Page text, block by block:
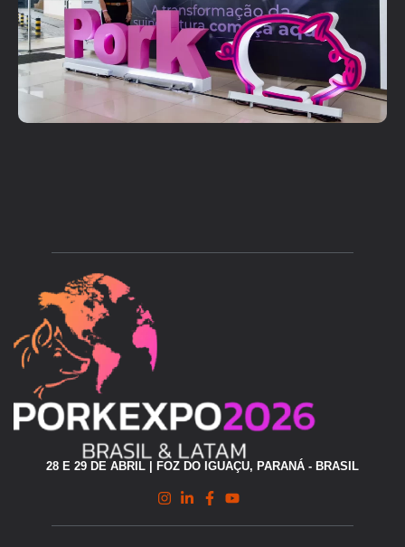
28 E 29 DE ABRIL | FOZ DO IGUAÇU, PARANÁ - BRASIL